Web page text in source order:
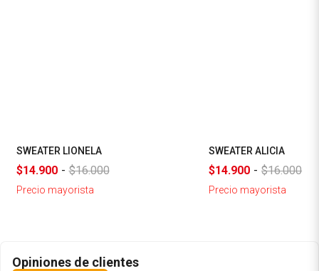
SWEATER LIONELA
$14.900 - $16.000
Precio mayorista
SWEATER ALICIA
$14.900 - $16.000
Precio mayorista
Opiniones de clientes